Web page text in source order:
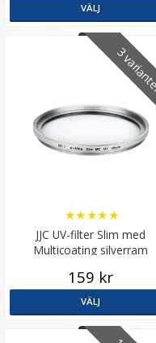
VÄLJ
3
JJC UV-filter Slim med
Multicoating silverram
★★★★★
159 kr
VÄLJ